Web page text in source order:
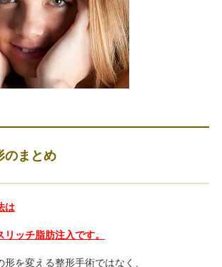
のまとめ
は
リッチ脂肪注入です。
を変える整形手術ではなく、